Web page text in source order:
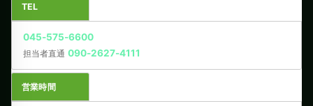
TEL
045-575-6600
担当者直通 090-2627-4111
営業時間